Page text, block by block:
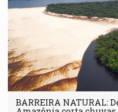
BARREIRA NATURAL: